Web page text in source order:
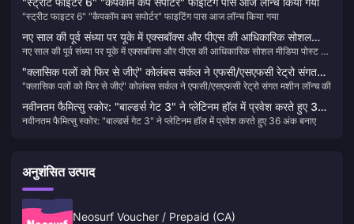
"स्ट्रीट फाइटर 6" "कैपकॉम कप सपोर्टर" फाइटिंग पास आज लॉन्च किया गया
नए साल की पूर्व संध्या पर यूके में एक्सबॉक्स और पीएस की आधिकारिक सोशल
मीडिया पोस्ट ने गर्म चर्चाओं को जन्म दिया है
नए साल की पूर्व संध्या पर यूके में एक्सबॉक्स और पीएस की आधिकारिक सोशल मीडिया पोस्ट ने
गर्म चर्चाओं को जन्म दिया है
"क्लासिक पलों को फिर से जीएं" कोलंबस सर्कल ने एफसी/एसएफसी रेट्रो संगत
मशीन लॉन्च की
"क्लासिक पलों को फिर से जीएं" कोलंबस सर्कल ने एफसी/एसएफसी रेट्रो संगत मशीन लॉन्च की
नवीनतम फैमित्सु स्कोर: "बाल्डर्स गेट 3" ने प्लेटिनम हॉल में प्रवेश करते हुए 36
अंक बनाए
नवीनतम फैमित्सु स्कोर: "बाल्डर्स गेट 3" ने प्लेटिनम हॉल में प्रवेश करते हुए 36 अंक बनाए
अनुशंसित उत्पाद
Neosurf Voucher / Prepaid (CA)